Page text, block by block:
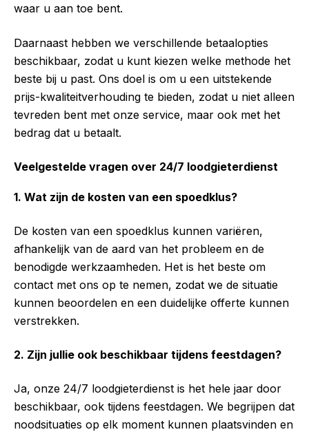
waar u aan toe bent.
Daarnaast hebben we verschillende betaalopties
beschikbaar, zodat u kunt kiezen welke methode het
beste bij u past. Ons doel is om u een uitstekende
prijs-kwaliteitverhouding te bieden, zodat u niet alleen
tevreden bent met onze service, maar ook met het
bedrag dat u betaalt.
Veelgestelde vragen over 24/7 loodgieterdienst
1. Wat zijn de kosten van een spoedklus?
De kosten van een spoedklus kunnen variëren,
afhankelijk van de aard van het probleem en de
benodigde werkzaamheden. Het is het beste om
contact met ons op te nemen, zodat we de situatie
kunnen beoordelen en een duidelijke offerte kunnen
verstrekken.
2. Zijn jullie ook beschikbaar tijdens feestdagen?
Ja, onze 24/7 loodgieterdienst is het hele jaar door
beschikbaar, ook tijdens feestdagen. We begrijpen dat
noodsituaties op elk moment kunnen plaatsvinden en